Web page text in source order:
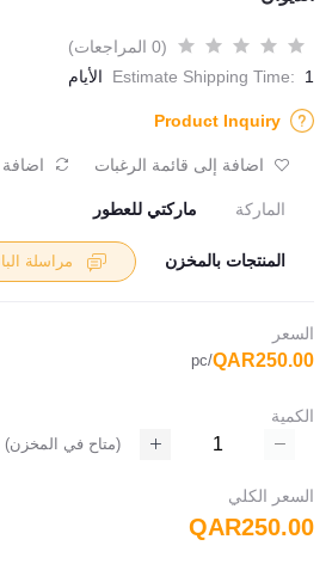
(0 المراجعات)
Estimate Shipping Time:
1 الأيام
Product Inquiry
اضافة إلى قائمة الرغبات اضافة
الماركة ماركتي للعطور
المنتجات بالمخزن
السعر
QAR250.00
/pc
الكمية
(متاح في المخزن)
السعر الكلي
QAR250.00